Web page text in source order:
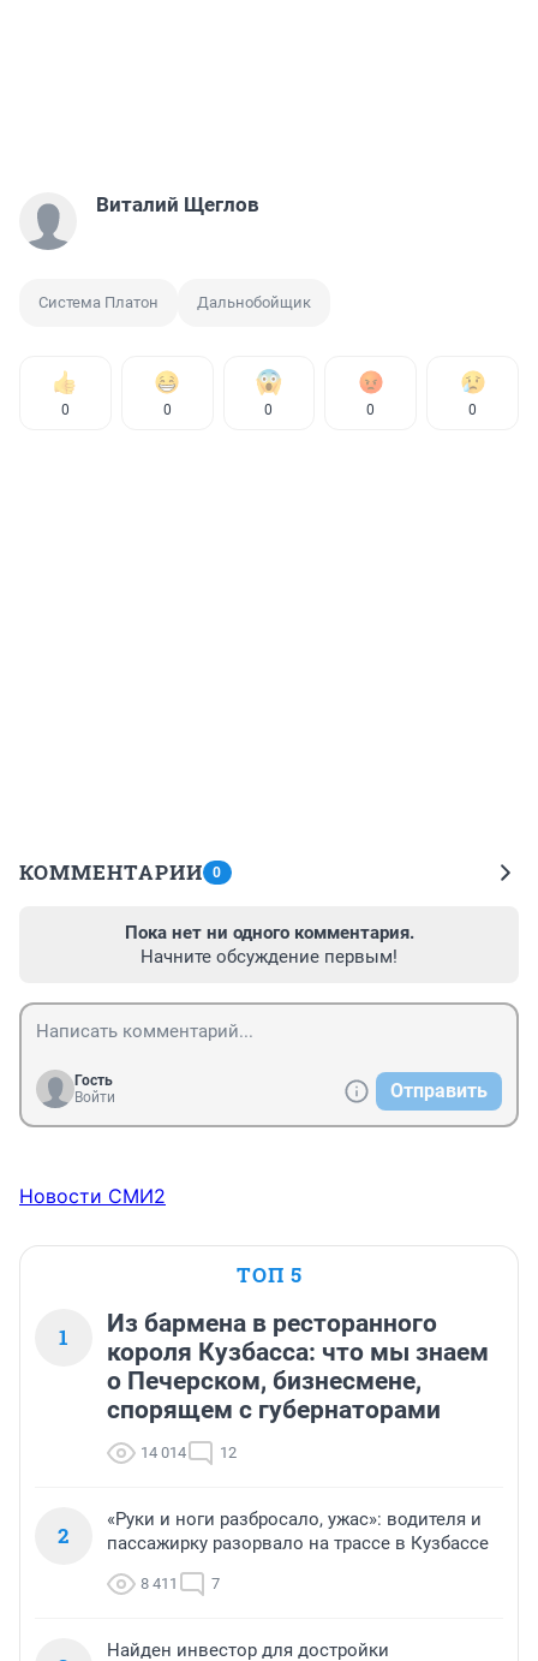
Виталий Щеглов
Система Платон Дальнобойщик
0 0 0 0 0
КОММЕНТАРИИ 0
Пока нет ни одного комментария.
Начните обсуждение первым!
Гость
Войти
Отправить
Новости СМИ2
ТОП 5
1
Из бармена в ресторанного
короля Кузбасса: что мы знаем
о Печерском, бизнесмене,
спорящем с губернаторами
14 014 12
2
«Руки и ноги разбросало, ужас»: водителя и
пассажирку разорвало на трассе в Кузбассе
8 411 7
Найден инвестор для достройки